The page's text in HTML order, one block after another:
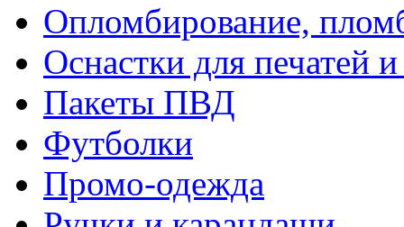
Опломбирование,
Оснастки для печатей
Пакеты ПВД
Футболки
Промо-одежда